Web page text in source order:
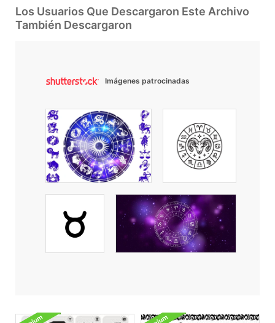
Los Usuarios Que Descargaron Este Archivo
También Descargaron
Imágenes patrocinadas